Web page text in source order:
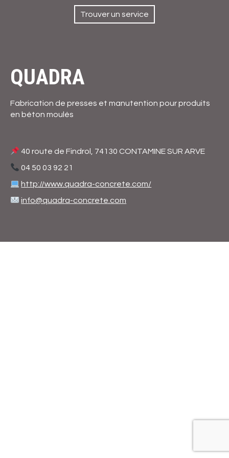
Trouver un service
QUADRA
Fabrication de presses et manutention pour produits
en béton moulés
40 route de Findrol, 74130 CONTAMINE SUR ARVE
04 50 03 92 21
http://www.quadra-concrete.com/
info@quadra-concrete.com